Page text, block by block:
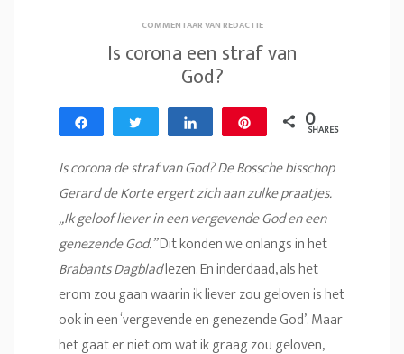
COMMENTAAR VAN REDACTIE
Is corona een straf van
God?
Share Tweet Share 0
SHARES
Is corona de straf van God? De Bossche bisschop
Gerard de Korte ergert zich aan zulke praatjes.
,,Ik geloof liever in een vergevende God en een
genezende God.”Dit konden we onlangs in het
Brabants Dagbladlezen. En inderdaad, als het
erom zou gaan waarin ik liever zou geloven is het
ook in een ‘vergevende en genezende God’. Maar
het gaat er niet om wat ik graag zou geloven,